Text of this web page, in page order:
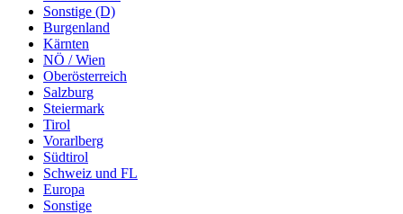
Sonstige (D)
Burgenland
Kärnten
NÖ / Wien
Oberösterreich
Salzburg
Steiermark
Tirol
Vorarlberg
Südtirol
Schweiz und FL
Europa
Sonstige